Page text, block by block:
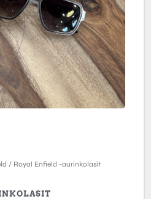
/ Royal Enfield -aurinkolasit